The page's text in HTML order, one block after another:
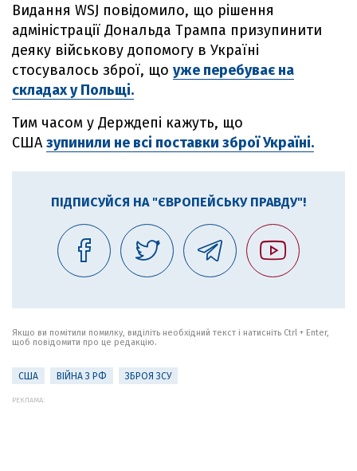
Видання WSJ повідомило, що рішення
адміністрації Дональда Трампа призупинити
деяку військову допомогу в Україні
стосувалось зброї, що уже перебуває на
складах у Польщі.
Тим часом у Держдепі кажуть, що
США зупинили не всі поставки зброї Україні.
ПІДПИСУЙСЯ НА "ЄВРОПЕЙСЬКУ ПРАВДУ"!
Якщо ви помітили помилку, виділіть необхідний текст і натисніть Ctrl + Enter,
щоб повідомити про це редакцію.
США ВІЙНА З РФ ЗБРОЯ ЗСУ
РЕКЛАМА: